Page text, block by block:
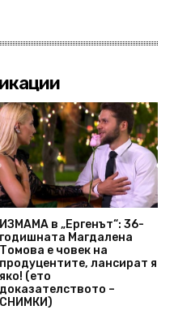
ИЗМАМА в „Ергенът“: 36-
годишната Магдалена
Томова е човек на
продуцентите, лансират я
яко! (ето
доказателството –
СНИМКИ)